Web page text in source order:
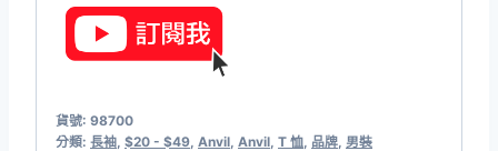
貨號: 98700
分類: 長袖, $20 - $49, Anvil, Anvil, T 恤, 品牌, 男裝